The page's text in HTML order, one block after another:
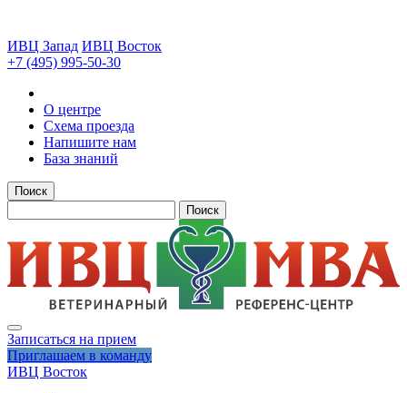
ИВЦ Запад ИВЦ Восток
+7 (495) 995-50-30
О центре
Схема проезда
Напишите нам
База знаний
Поиск
Поиск
Записаться на прием
Приглашаем в команду
ИВЦ Восток